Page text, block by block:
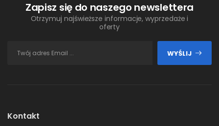
Zapisz się do naszego newslettera
Otrzymuj najświeższe informacje, wyprzedaże i
oferty
WYŚLIJ
Kontakt